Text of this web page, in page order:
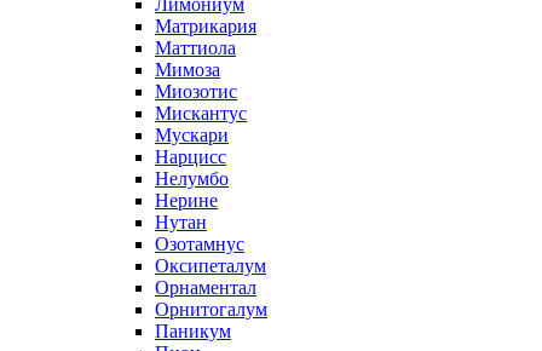
Матрикария
Маттиола
Мимоза
Миозотис
Мискантус
Мускари
Нарцисс
Нелумбо
Нерине
Нутан
Озотамнус
Оксипеталум
Орнаментал
Орнитогалум
Паникум